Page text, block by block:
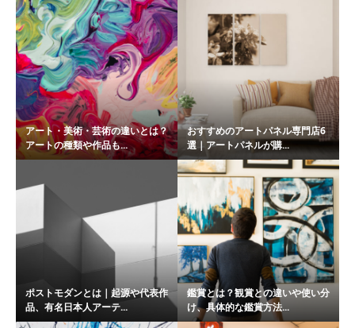
アート・美術・芸術の違いとは？
アートの種類や作品も...
おすすめのアートパネル専門店6
選｜アートパネルが購...
ポストモダンとは｜起源や代表作
品、有名日本人アーテ...
鑑賞とは？観賞との違いや使い分
け、具体的な鑑賞方法...